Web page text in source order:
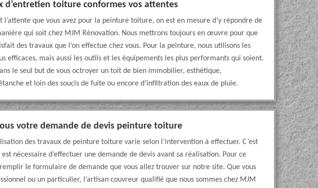
d’entretien toiture conformes vos attentes
l’attente que vous avez pour la peinture toiture, on est en mesure d’y répondre de
qui soit chez MJM Rénovation. Nous mettrons toujours en œuvre pour que
des travaux que l’on effectue chez vous. Pour la peinture, nous utilisons les
efficaces, mais aussi les outils et les équipements les plus performants qui soient.
le seul but de vous octroyer un toit de bien immobilier, esthétique,
et loin des soucis de fuite ou encore d’infiltration des eaux de pluie.
votre demande de devis peinture toiture
des travaux de peinture toiture varie selon l’intervention à effectuer. C’est
est nécessaire d’effectuer une demande de devis avant sa réalisation. Pour ce
le formulaire de demande que vous allez trouver sur notre site. Que vous
ou un particulier, l’artisan couvreur qualifié que nous sommes chez MJM